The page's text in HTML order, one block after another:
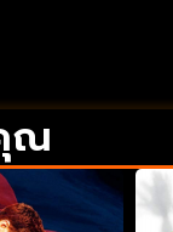
ณ